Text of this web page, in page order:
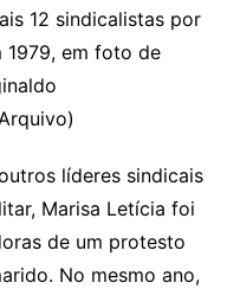
12 sindicalistas por
1979, em foto de
líderes sindicais
Marisa Letícia foi
de um protesto
No mesmo ano,